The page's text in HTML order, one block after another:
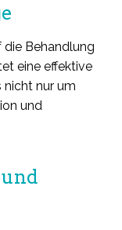
die Behandlung
eine effektive
nicht nur um
und